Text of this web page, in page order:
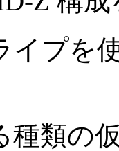
イプを
種類の